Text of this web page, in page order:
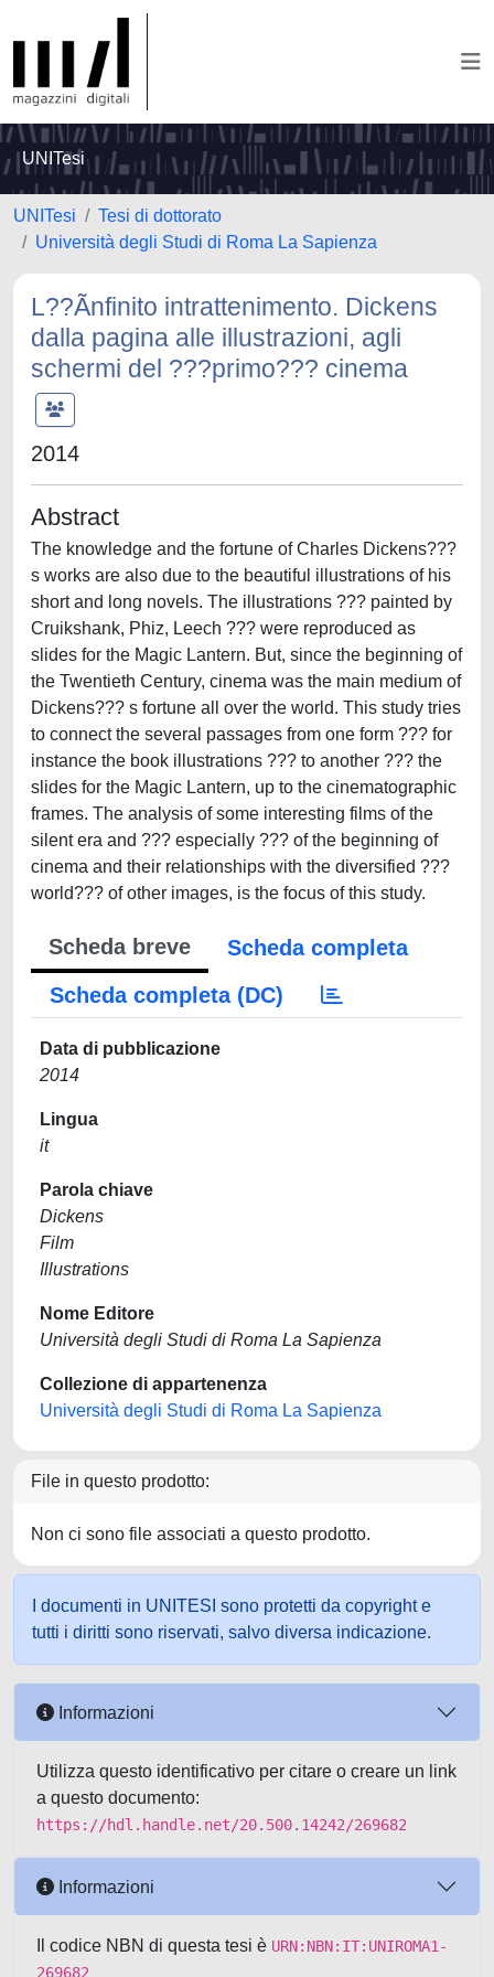
UNITesi
UNITesi
Tesi di dottorato
Università degli Studi di Roma La Sapienza
L??Ã­nfinito intrattenimento. Dickens
dalla pagina alle illustrazioni, agli
schermi del ???primo??? cinema
2014
Abstract
The knowledge and the fortune of Charles Dickens???
s works are also due to the beautiful illustrations of his
short and long novels. The illustrations ??? painted by
Cruikshank, Phiz, Leech ??? were reproduced as
slides for the Magic Lantern. But, since the beginning of
the Twentieth Century, cinema was the main medium of
Dickens??? s fortune all over the world. This study tries
to connect the several passages from one form ??? for
instance the book illustrations ??? to another ??? the
slides for the Magic Lantern, up to the cinematographic
frames. The analysis of some interesting films of the
silent era and ??? especially ??? of the beginning of
cinema and their relationships with the diversified ???
world??? of other images, is the focus of this study.
Scheda breve
Scheda completa
Scheda completa (DC)
Data di pubblicazione
2014
Lingua
it
Parola chiave
Dickens
Film
Illustrations
Nome Editore
Università degli Studi di Roma La Sapienza
Collezione di appartenenza
Università degli Studi di Roma La Sapienza
File in questo prodotto:
Non ci sono file associati a questo prodotto.
I documenti in UNITESI sono protetti da copyright e
tutti i diritti sono riservati, salvo diversa indicazione.
Informazioni
Utilizza questo identificativo per citare o creare un link
a questo documento:
https://hdl.handle.net/20.500.14242/269682
Informazioni
Il codice NBN di questa tesi è URN:NBN:IT:UNIROMA1-
269682